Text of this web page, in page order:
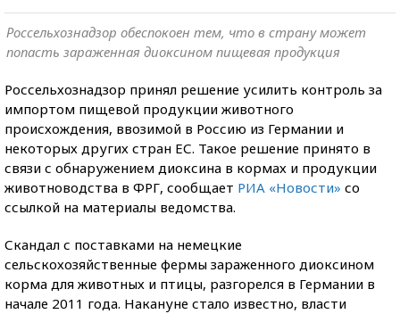
Россельхознадзор обеспокоен тем, что в страну может
попасть зараженная диоксином пищевая продукция
Россельхознадзор принял решение усилить контроль за
импортом пищевой продукции животного
происхождения, ввозимой в Россию из Германии и
некоторых других стран ЕС. Такое решение принято в
связи с обнаружением диоксина в кормах и продукции
животноводства в ФРГ, сообщает РИА «Новости» со
ссылкой на материалы ведомства.
Скандал с поставками на немецкие
сельскохозяйственные фермы зараженного диоксином
корма для животных и птицы, разгорелся в Германии в
начале 2011 года. Накануне стало известно, власти